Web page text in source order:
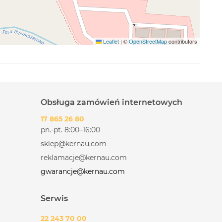
Leaflet | ©OpenStreetMapcontributors
Obsługa zamówień internetowych
17 865 26 80
pn.-pt. 8:00–16:00
sklep@kernau.com
reklamacje@kernau.com
gwarancje@kernau.com
Serwis
22 243 70 00